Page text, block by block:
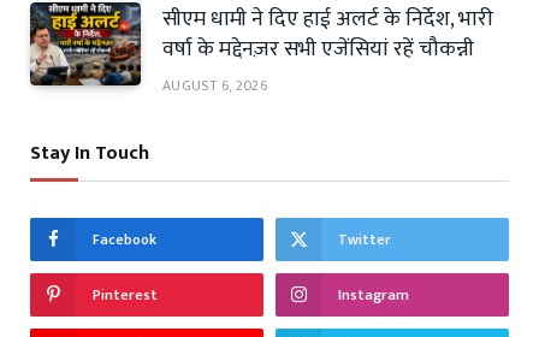
सीएम धामी ने दिए हाई अलर्ट के निर्देश, भारी
वर्षा के मद्देनज़र सभी एजेंसियां रहें चौकन्नी
AUGUST 6, 2026
Stay In Touch
Facebook Twitter
Pinterest Instagram